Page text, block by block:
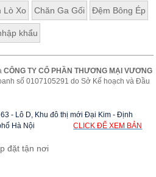
Lò Xo Chăn Ga Gối Đệm Bông Ép
khẩu
CÔNG TY CỔ PHẦN THƯƠNG MẠI VƯƠNG
số 0107105291 do Sở Kế hoạch và Đầu
63 - Lô D, Khu đô thị mới Đại Kim - Định
Hà Nội
CLICK ĐỂ XEM BẢN
đặt tận nơi